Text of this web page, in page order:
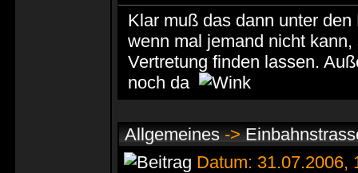
Klar muß das dann unter
wenn mal jemand nicht
Vertretung finden lassen.
noch da
Allgemeines->
Datum: